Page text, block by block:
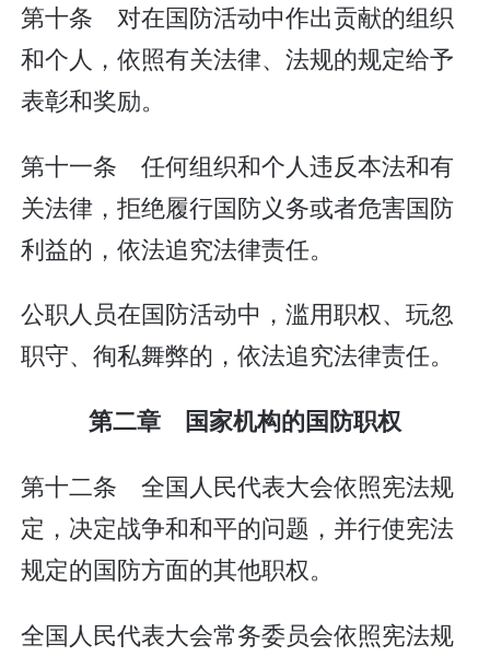
第十条 对在国防活动中作出贡献的组织
和个人，依照有关法律、法规的规定给予
表彰和奖励。
第十一条 任何组织和个人违反本法和有
关法律，拒绝履行国防义务或者危害国防
利益的，依法追究法律责任。
公职人员在国防活动中，滥用职权、玩忽
职守、徇私舞弊的，依法追究法律责任。
第二章 国家机构的国防职权
第十二条 全国人民代表大会依照宪法规
定，决定战争和和平的问题，并行使宪法
规定的国防方面的其他职权。
全国人民代表大会常务委员会依照宪法规